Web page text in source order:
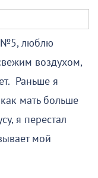
№5, люблю
воздухом,
Раньше я
мать больше
я перестал
мой